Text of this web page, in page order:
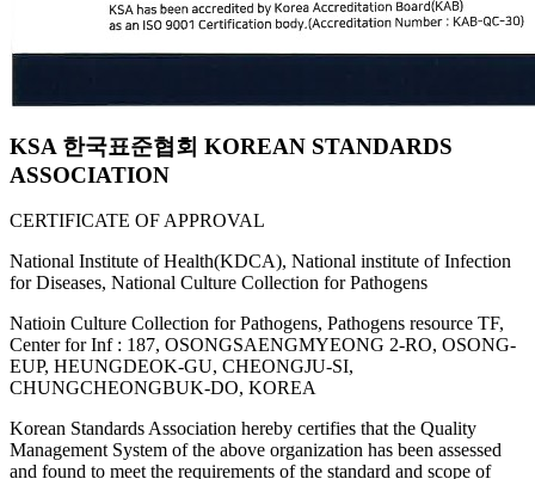
KSA 한국표준협회 KOREAN STANDARDS
ASSOCIATION
CERTIFICATE OF APPROVAL
National Institute of Health(KDCA), National institute of Infection
for Diseases, National Culture Collection for Pathogens
Natioin Culture Collection for Pathogens, Pathogens resource TF,
Center for Inf : 187, OSONGSAENGMYEONG 2-RO, OSONG-
EUP, HEUNGDEOK-GU, CHEONGJU-SI,
CHUNGCHEONGBUK-DO, KOREA
Korean Standards Association hereby certifies that the Quality
Management System of the above organization has been assessed
and found to meet the requirements of the standard and scope of